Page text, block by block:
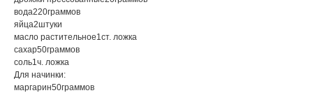
вода220граммов
яйца2штуки
масло растительное1 ст. ложка
сахар50граммов
соль1 ч. ложка
Для начинки:
маргарин50граммов